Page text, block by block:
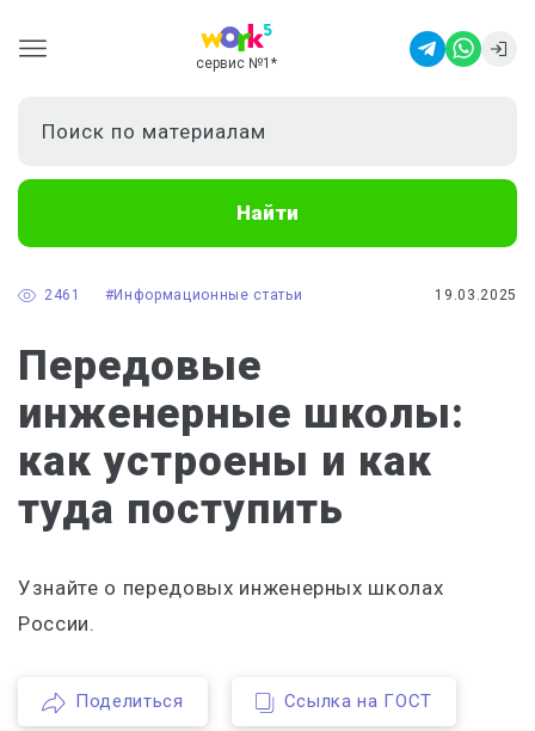
сервис №1 *
Найти
19.03.2025
#Информационные статьи
2461
Передовые
инженерные школы:
как устроены и как
туда поступить
Узнайте о передовых инженерных школах
России.
Поделиться Ссылка на ГОСТ